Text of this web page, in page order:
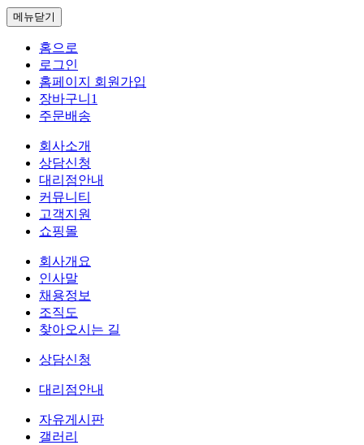
메뉴닫기
홈으로
로그인
홈페이지 회원가입
장바구니 1
주문배송
회사소개
상담신청
대리점안내
커뮤니티
고객지원
쇼핑몰
회사개요
인사말
채용정보
조직도
찾아오시는 길
상담신청
대리점안내
자유게시판
갤러리